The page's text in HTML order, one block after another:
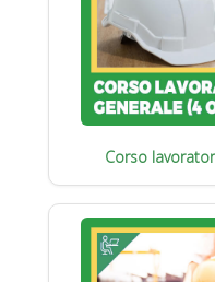
Corso